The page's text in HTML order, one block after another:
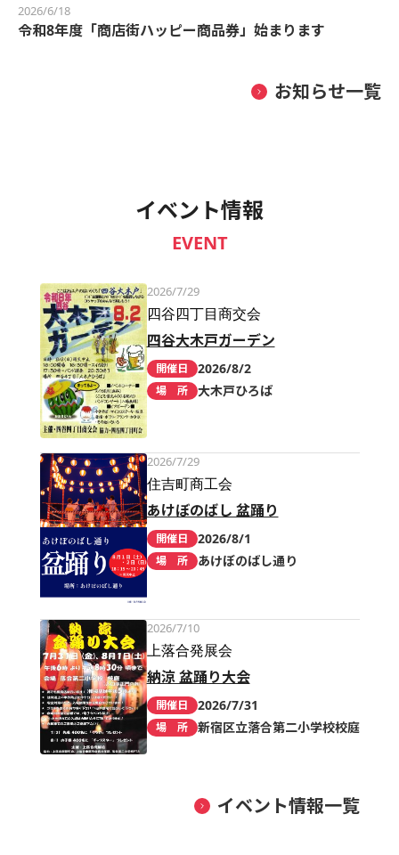
2026/6/18
令和8年度「商店街ハッピー商品券」始まります
お知らせ一覧
イベント情報
EVENT
2026/7/29
四谷四丁目商交会
四谷大木戸ガーデン
開催日 2026/8/2
場 所 大木戸ひろば
2026/7/29
住吉町商工会
あけぼのばし 盆踊り
開催日 2026/8/1
場 所 あけぼのばし通り
2026/7/10
上落合発展会
納涼 盆踊り大会
開催日 2026/7/31
場 所 新宿区立落合第二小学校校庭
イベント情報一覧